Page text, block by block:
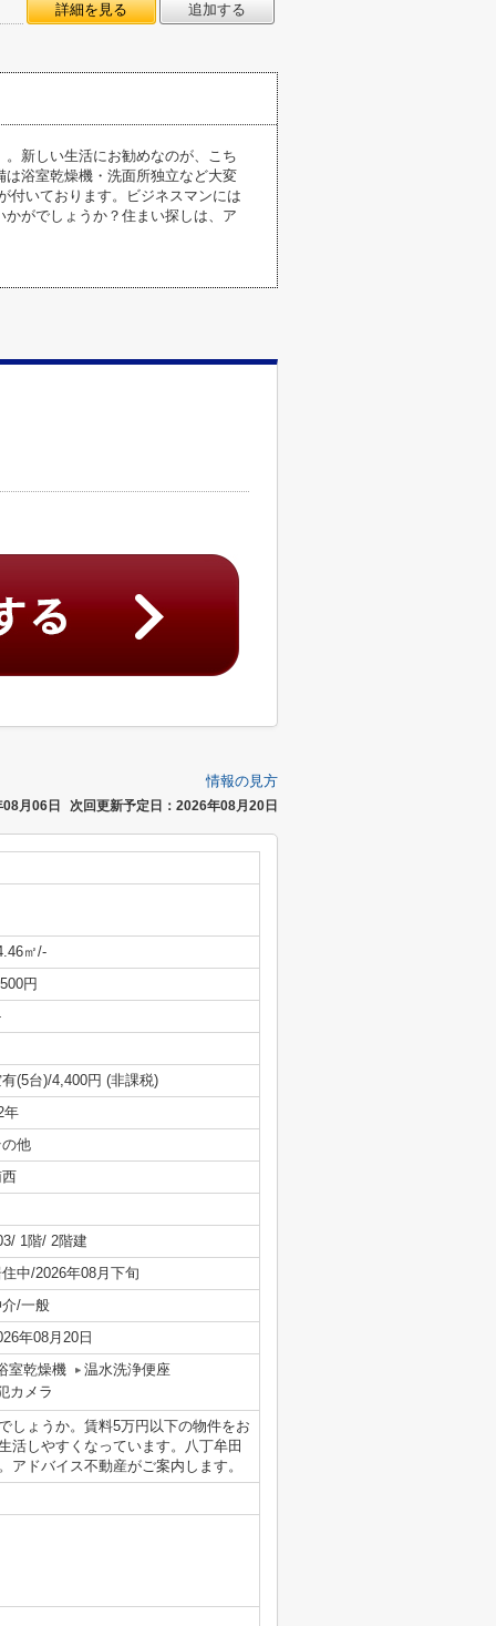
詳細を見る
追加する
新しい生活にお勧めなのが、こち
浴室乾燥機・洗面所独立など大変
付いております。ビジネスマンには
がでしょうか？住まい探しは、ア
情報の見方
月06日 次回更新予定日：2026年08月20日
㎡/-
円
(5台)/4,400円 (非課税)
年
他
1階/ 2階建
中/2026年08月下旬
/一般
年08月20日
室乾燥機
温水洗浄便座
カメラ
しょうか。賃料5万円以下の物件をお
活しやすくなっています。八丁牟田
ドバイス不動産がご案内します。